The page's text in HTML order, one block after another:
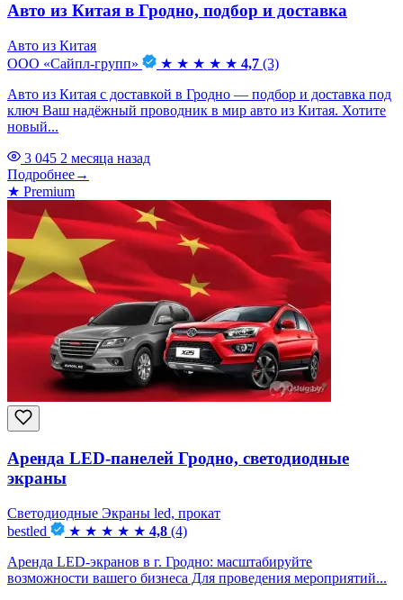
Авто из Китая в Гродно, подбор и доставка
Авто из Китая
ООО «Сайпл-групп»
★ ★ ★ ★ ★ 4,7 (3)
Авто из Китая с доставкой в Гродно — подбор и доставка под
ключ Ваш надёжный проводник в мир авто из Китая. Хотите
новый...
3 045 2 месяца назад
Подробнее→
★ Premium
Аренда LED-панелей Гродно, светодиодные
экраны
Светодиодные Экраны led, прокат
bestled
★ ★ ★ ★ ★ 4,8 (4)
Аренда LED-экранов в г. Гродно: масштабируйте
возможности вашего бизнеса Для проведения мероприятий...